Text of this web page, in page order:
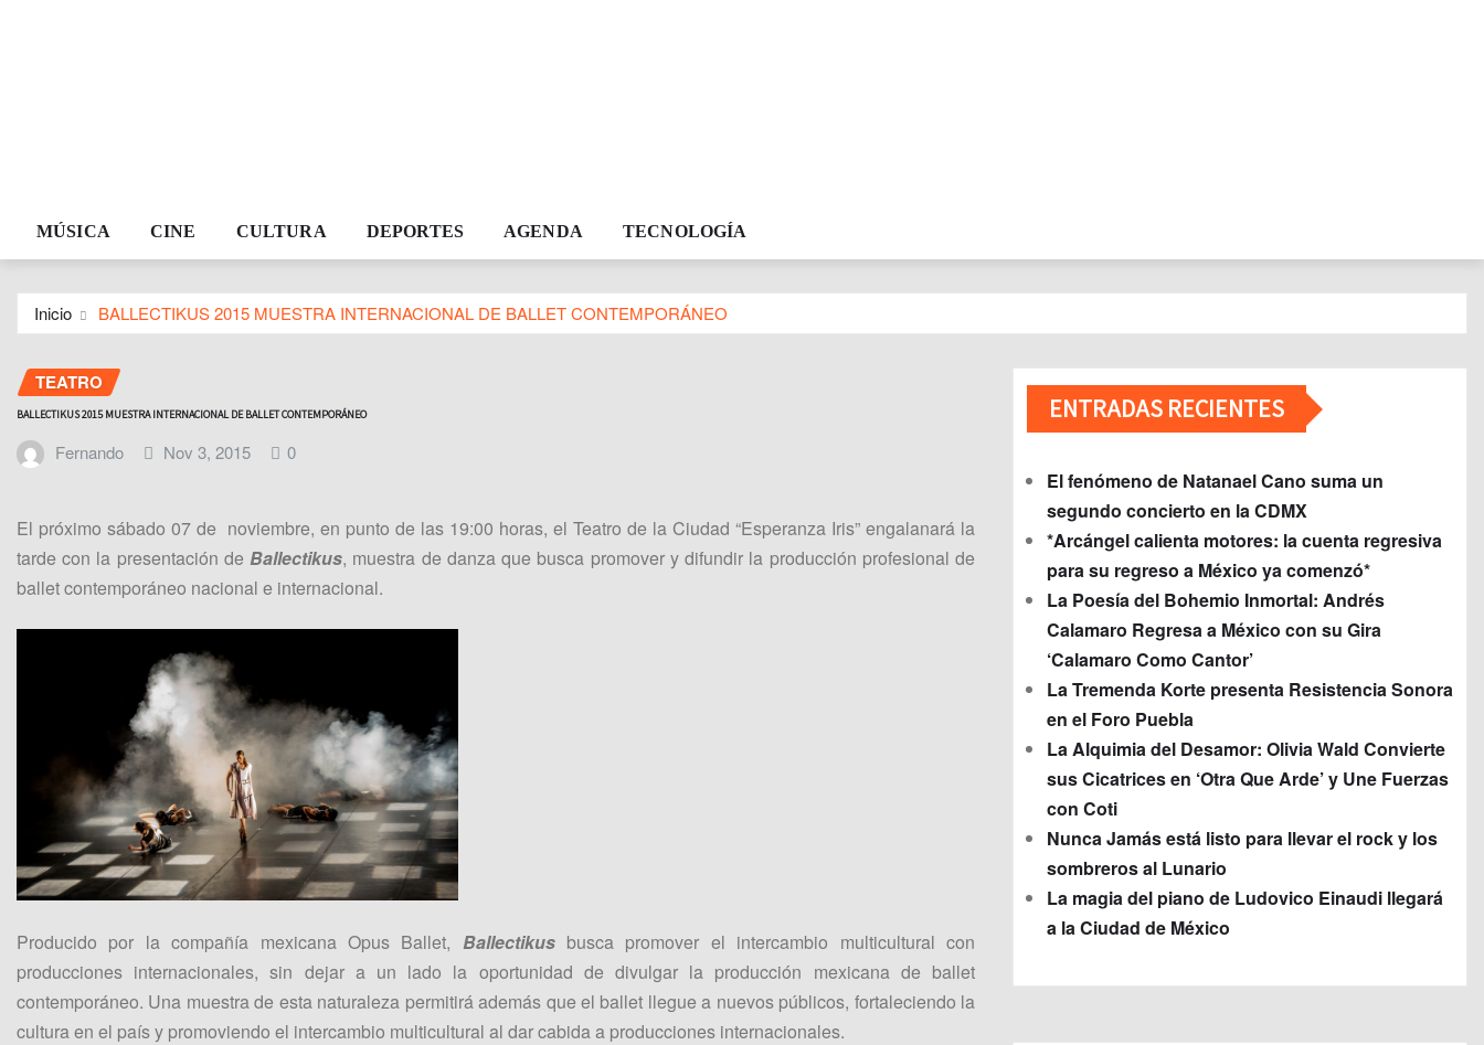
MÚSICA CINE CULTURA DEPORTES AGENDA TECNOLOGÍA
Inicio BALLECTIKUS 2015 MUESTRA INTERNACIONAL DE BALLET CONTEMPORÁNEO
TEATRO
BALLECTIKUS 2015 MUESTRA INTERNACIONAL DE BALLET CONTEMPORÁNEO
Fernando Nov 3, 2015 0
El próximo sábado 07 de noviembre, en punto de las 19:00 horas, el Teatro de la Ciudad “Esperanza Iris” engalanará la
tarde con la presentación deBallectikus, muestra de danza que busca promover y difundir la producción profesional de
ballet contemporáneo nacional e internacional.
Producido por la compañía mexicana Opus Ballet, Ballectikusbusca promover el intercambio multicultural con
producciones internacionales, sin dejar a un lado la oportunidad de divulgar la producción mexicana de ballet
contemporáneo. Una muestra de esta naturaleza permitirá además que el ballet llegue a nuevos públicos, fortaleciendo la
cultura en el país y promoviendo el intercambio multicultural al dar cabida a producciones internacionales.
ENTRADAS RECIENTES
El fenómeno de Natanael Cano suma un
segundo concierto en la CDMX
*Arcángel calienta motores: la cuenta regresiva
para su regreso a México ya comenzó*
La Poesía del Bohemio Inmortal: Andrés
Calamaro Regresa a México con su Gira
‘Calamaro Como Cantor’
La Tremenda Korte presenta Resistencia Sonora
en el Foro Puebla
La Alquimia del Desamor: Olivia Wald Convierte
sus Cicatrices en ‘Otra Que Arde’ y Une Fuerzas
con Coti
Nunca Jamás está listo para llevar el rock y los
sombreros al Lunario
La magia del piano de Ludovico Einaudi llegará
a la Ciudad de México